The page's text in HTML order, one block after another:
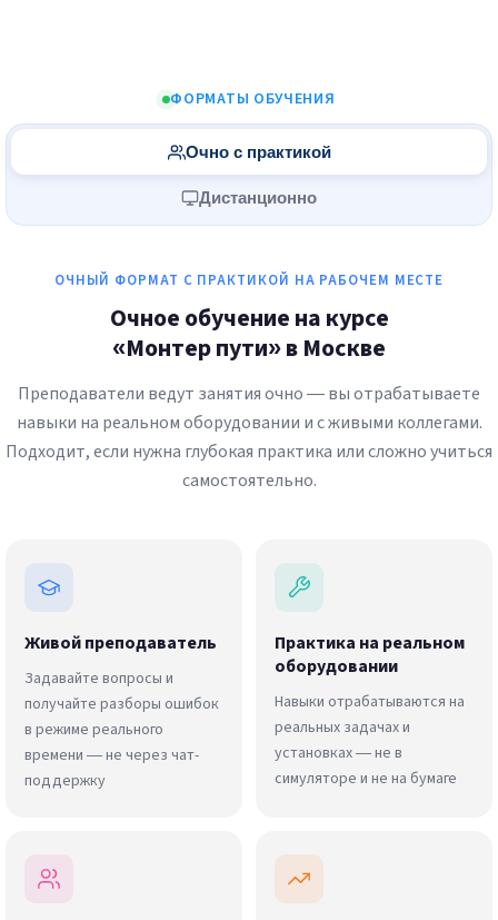
ФОРМАТЫ ОБУЧЕНИЯ
Очно с практикой
Дистанционно
ОЧНЫЙ ФОРМАТ С ПРАКТИКОЙ НА РАБОЧЕМ МЕСТЕ
Очное обучение на курсе
«Монтер пути» в Москве
Преподаватели ведут занятия очно — вы отрабатываете
навыки на реальном оборудовании и с живыми коллегами.
Подходит, если нужна глубокая практика или сложно учиться
самостоятельно.
Живой преподаватель
Задавайте вопросы и
получайте разборы ошибок
в режиме реального
времени — не через чат-
поддержку
Практика на реальном
оборудовании
Навыки отрабатываются на
реальных задачах и
установках — не в
симуляторе и не на бумаге